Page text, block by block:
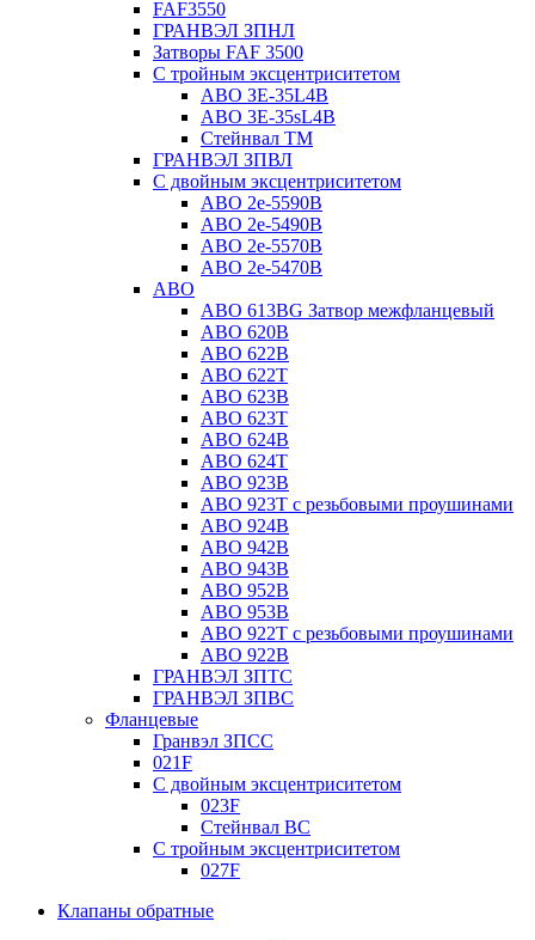
FAF3550
ГРАНВЭЛ ЗПНЛ
Затворы FAF 3500
С тройным эксцентриситетом
ABO ЗE-35L4B
ABO 3E-35sL4B
Стейнвал ТМ
ГРАНВЭЛ ЗПВЛ
С двойным эксцентриситетом
ABO 2e-5590B
ABO 2е-5490B
ABO 2е-5570B
ABO 2е-5470B
ABO
ABO 613BG Затвор межфланцевый
ABO 620B
ABO 622B
ABO 622T
ABO 623B
ABO 623T
ABO 624В
ABO 624Т
ABO 923B
ABO 923Т с резьбовыми проушинами
ABO 924B
ABO 942B
ABO 943B
ABO 952B
ABO 953B
ABO 922T с резьбовыми проушинами
ABO 922B
ГРАНВЭЛ ЗПТС
ГРАНВЭЛ ЗПВС
Фланцевые
Гранвэл ЗПСС
021F
С двойным эксцентриситетом
023F
Стейнвал BC
С тройным эксцентриситетом
027F
Клапаны обратные